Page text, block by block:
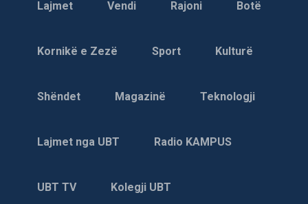
të tregohen. Kemi shumë histori për të rrëfyer dhe ato
realizohen filma dhe vepra artistike. Tani që po flasim për
t’i shijojnë filmat tanë. Por në të njëjtën kohë, kjo është
një vend i vogël, nuk mund të bësh shumë. Unë besoj se
Lajmet Vendi Rajoni Botë
Kornikë e Zezë Sport Kulturë
Shëndet Magazinë Teknologji
Lajmet nga UBT Radio KAMPUS
UBT TV Kolegji UBT